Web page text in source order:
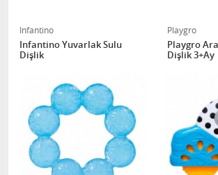
Infantino
Infantino Yuvarlak Sulu
Dişlik
Playgro
Playgro
Dişlik 3+Ay